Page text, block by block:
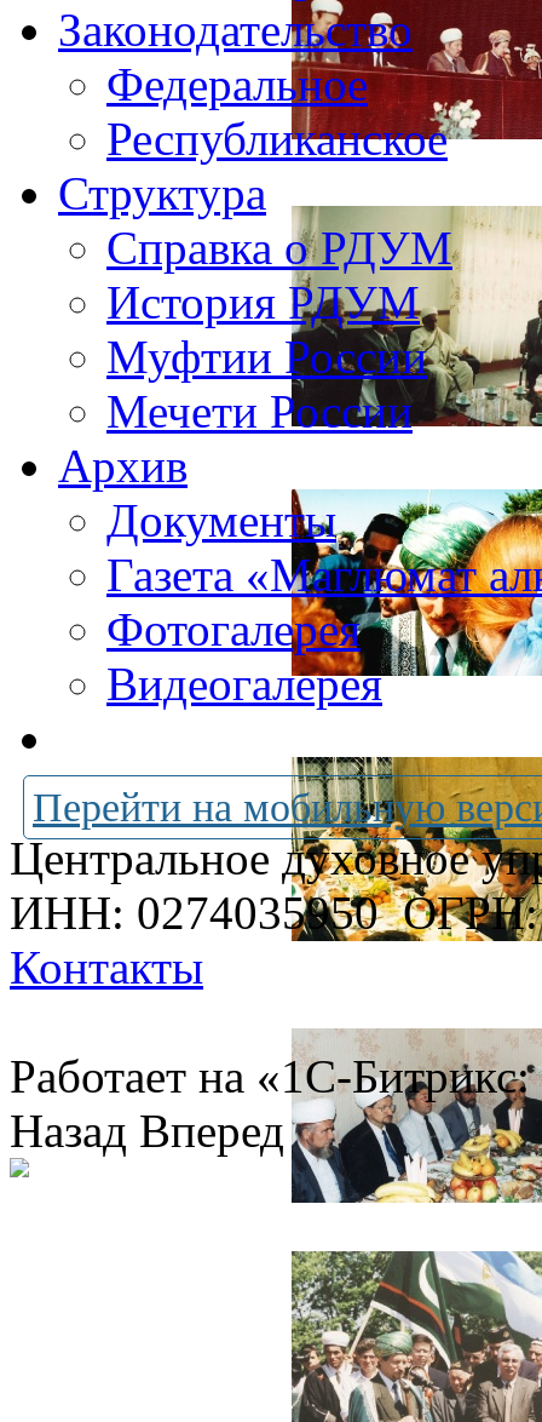
Законодательство
Федеральное
Республиканское
Структура
Справка о РДУМ
История РДУМ
Муфтии России
Мечети России
Архив
Документы
Газета «Маглюмат
Фотогалерея
Видеогалерея
Перейти на мобильную
Центральное духовное
ИНН: 0274035950ОГРН:
Контакты
Работает на «1С-
Назад Вперед